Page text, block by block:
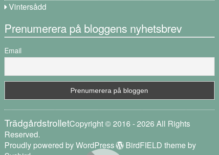
Vintersådd
Prenumerera på bloggens nyhetsbrev
Email
TrädgårdstrolletCopyright © 2016 - 2026 All Rights
Reserved.
Proudly powered by WordPress
BirdFIELD theme by